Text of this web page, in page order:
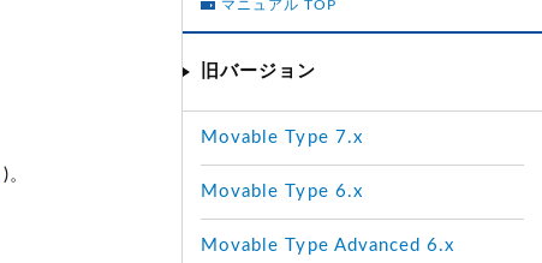
)。
マニュアル TOP
旧バージョン
Movable Type 7.x
Movable Type 6.x
Movable Type Advanced 6.x